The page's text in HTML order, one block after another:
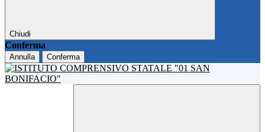
Chiudi
Conferma
Annulla Conferma